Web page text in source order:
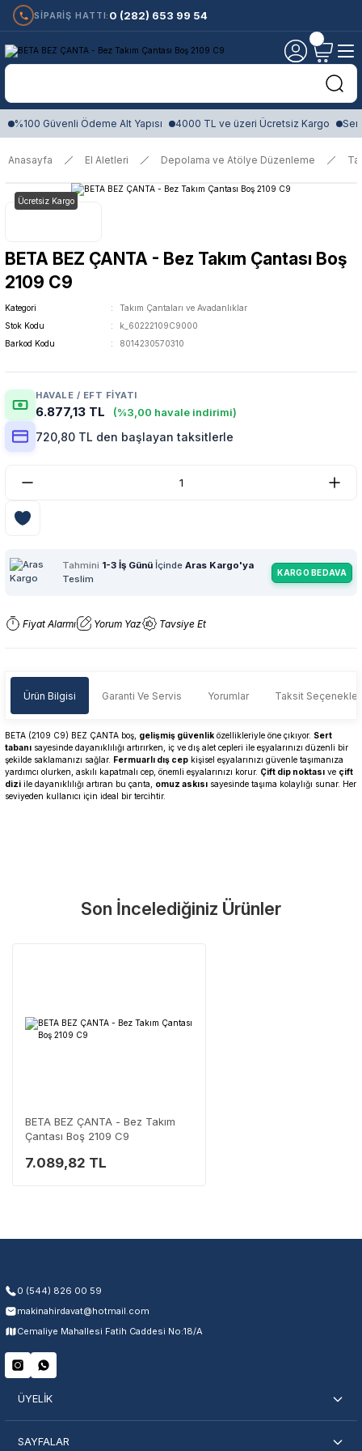
SİPARİŞ HATTI: 0 (282) 653 99 54
%100 Güvenli Ödeme Alt Yapısı 4000 TL ve üzeri Ücretsiz Kargo
Anasayfa El Aletleri Depolama ve Atölye Düzenleme
Ücretsiz Kargo
BETA BEZ ÇANTA - Bez Takım Çantası Boş
2109 C9
Kategori
Takım Çantaları ve Avadanlıklar
Stok Kodu
k_60222109C9000
Barkod Kodu
8014230570310
HAVALE / EFT FIYATI
6.877,13 TL (%3,00 havale indirimi)
720,80 TL den başlayan taksitlerle
Tahmini 1-3 İş Günü İçinde Aras Kargo'ya
Teslim
KARGO BEDAVA
Fiyat Alarmı Yorum Yaz Tavsiye Et
Ürün Bilgisi Garanti Ve Servis Yorumlar Taksit
BETA (2109 C9) BEZ ÇANTA boş, gelişmiş güvenlik özellikleriyle öne çıkıyor. Sert
tabanı sayesinde dayanıklılığı artırırken, iç ve dış alet cepleri ile eşyalarınızı düzenli bir
şekilde saklamanızı sağlar. Fermuarlı dış cep kişisel eşyalarınızı güvenle taşımanıza
yardımcı olurken, askılı kapatmalı cep, önemli eşyalarınızı korur. Çift dip noktası ve çift
dizi ile dayanıklılığı artıran bu çanta, omuz askısı sayesinde taşıma kolaylığı sunar. Her
seviyeden kullanıcı için ideal bir tercihtir.
Tüm ürünlerimiz üretici firma garantisi altındadır. Size en yakın
Orijinal garanti belgeli ürünler
Garanti Kapsamı
Servisi Nasıl Bulurum?
Yorum Yaz
Son İncelediğiniz Ürünler
BETA BEZ ÇANTA - Bez Takım
Çantası Boş 2109 C9
7.089,82 TL
0 (544) 826 00 59
makinahirdavat@hotmail.com
Cemaliye Mahallesi Fatih Caddesi No:18/A
ÜYELİK
SAYFALAR